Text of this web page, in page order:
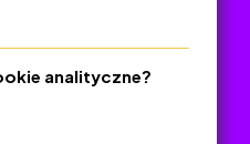
analityczne?